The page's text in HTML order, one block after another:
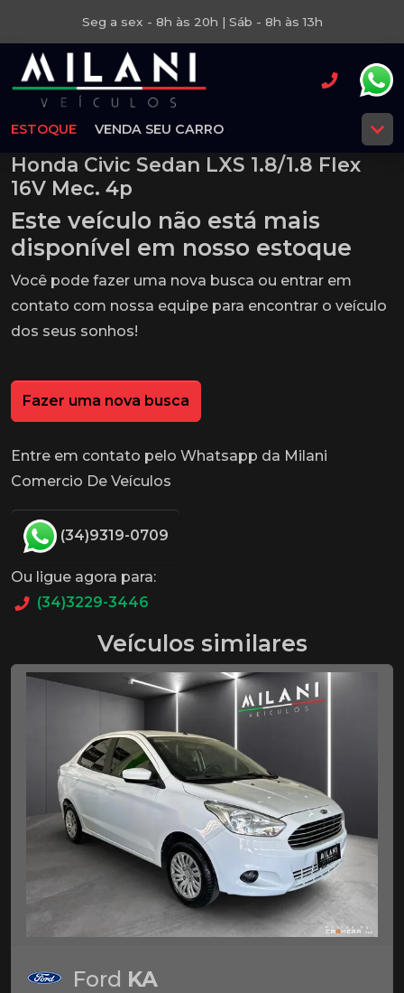
Seg a sex - 8h às 20h | Sáb - 8h às 13h
ESTOQUE VENDA SEU CARRO
Honda Civic Sedan LXS 1.8/1.8 Flex
16V Mec. 4p
Este veículo não está mais
disponível em nosso estoque
Você pode fazer uma nova busca ou entrar em
contato com nossa equipe para encontrar o veículo
dos seus sonhos!
Fazer uma nova busca
Entre em contato pelo Whatsapp da Milani
Comercio De Veículos
(34)9319-0709
Ou ligue agora para:
(34)3229-3446
Veículos similares
Ford KA